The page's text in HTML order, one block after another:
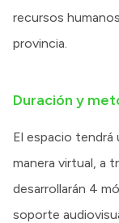
recursos
provincia.
Duración y
El espacio tendrá
manera virtual, a
desarrollarán 4
soporte